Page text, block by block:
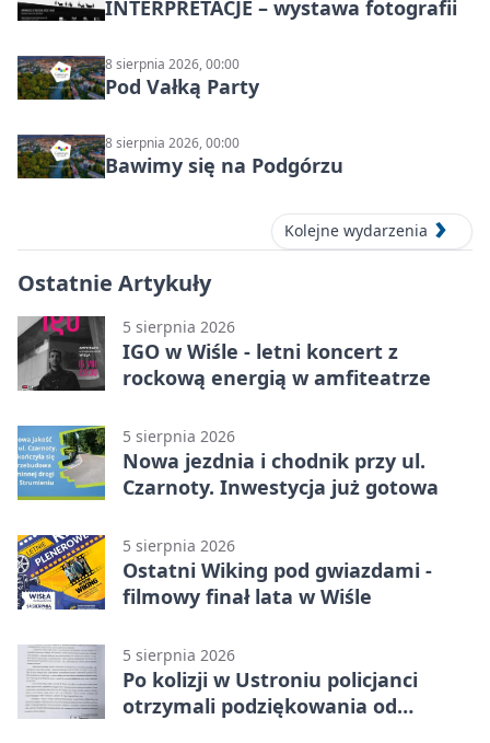
INTERPRETACJE – wystawa fotografii
8 sierpnia 2026, 00:00
Pod Vałką Party
8 sierpnia 2026, 00:00
Bawimy się na Podgórzu
Kolejne wydarzenia
Ostatnie Artykuły
5 sierpnia 2026
IGO w Wiśle - letni koncert z
rockową energią w amfiteatrze
5 sierpnia 2026
Nowa jezdnia i chodnik przy ul.
Czarnoty. Inwestycja już gotowa
5 sierpnia 2026
Ostatni Wiking pod gwiazdami -
filmowy finał lata w Wiśle
5 sierpnia 2026
Po kolizji w Ustroniu policjanci
otrzymali podziękowania od